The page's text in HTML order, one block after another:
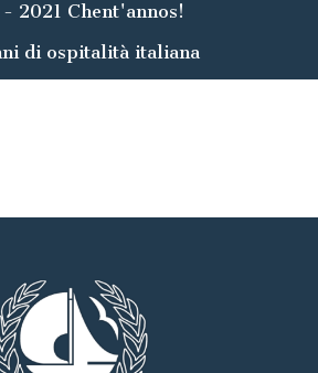
- 2021 Chent'annos!
di ospitalità italiana